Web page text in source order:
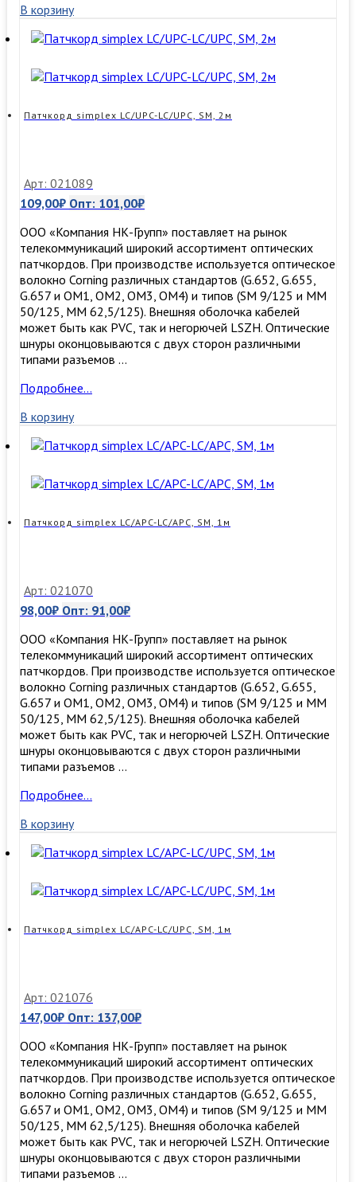
LC/UPC-
LC/UPC,
SM,
В корзину
Патчкорд simplex LC/UPC-LC/UPC, SM, 2м
Арт: 021089
109,00₽ Опт: 101,00₽
ООО «Компания НК-Групп» поставляет на рынок
телекоммуникаций широкий ассортимент оптических
патчкордов. При производстве используется оптическое
волокно Corning различных стандартов (G.652, G.655,
G.657 и OM1, OM2, OM3, ОМ4) и типов (SM 9/125 и MM
50/125, MM 62,5/125). Внешняя оболочка кабелей
может быть как PVC, так и негорючей LSZH. Оптические
шнуры оконцовываются с двух сторон различными
типами разъемов …
Патчкорд
LC/UPC-
LC/UPC,
SM,
Подробнее…
В корзину
Патчкорд simplex LC/APC-LC/APC, SM, 1м
Арт: 021070
98,00₽ Опт: 91,00₽
ООО «Компания НК-Групп» поставляет на рынок
телекоммуникаций широкий ассортимент оптических
патчкордов. При производстве используется оптическое
волокно Corning различных стандартов (G.652, G.655,
G.657 и OM1, OM2, OM3, ОМ4) и типов (SM 9/125 и MM
50/125, MM 62,5/125). Внешняя оболочка кабелей
может быть как PVC, так и негорючей LSZH. Оптические
шнуры оконцовываются с двух сторон различными
типами разъемов …
Патчкорд
LC/APC-
LC/APC,
SM,
Подробнее…
В корзину
Патчкорд simplex LC/APC-LC/UPC, SM, 1м
Арт: 021076
147,00₽ Опт: 137,00₽
ООО «Компания НК-Групп» поставляет на рынок
телекоммуникаций широкий ассортимент оптических
патчкордов. При производстве используется оптическое
волокно Corning различных стандартов (G.652, G.655,
G.657 и OM1, OM2, OM3, ОМ4) и типов (SM 9/125 и MM
50/125, MM 62,5/125). Внешняя оболочка кабелей
может быть как PVC, так и негорючей LSZH. Оптические
шнуры оконцовываются с двух сторон различными
типами разъемов …